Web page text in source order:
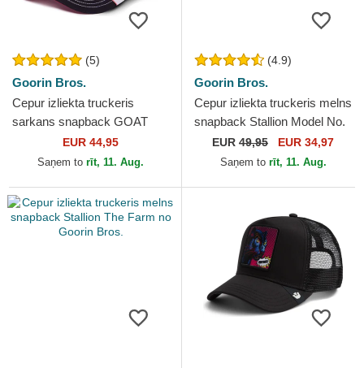
(5)
Goorin Bros.
Cepur izliekta truckeris
sarkans snapback GOAT
MV Butter The Farm MVP
The Farm no Goorin Bros.
EUR 44,95
Saņem to rīt, 11. Aug.
(4.9)
Goorin Bros.
Cepur izliekta truckeris melns
snapback Stallion Model No.
5741110N Rodeo The Farm
no Goorin Bros.
EUR 49,95 EUR 34,97
Saņem to rīt, 11. Aug.